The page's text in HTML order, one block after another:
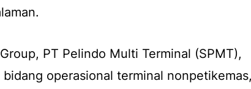
PT Pelindo Multi Terminal (SPMT),
operasional terminal